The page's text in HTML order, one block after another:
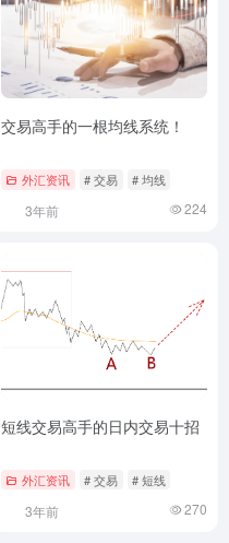
交易高手的一根均线系统！
外汇资讯 # 交易 # 均线
3年前 224
短线交易高手的日内交易十招
外汇资讯 # 交易 # 短线
3年前 270